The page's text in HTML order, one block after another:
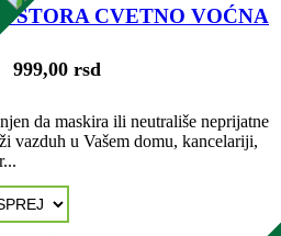
CVETNO VOĆNA
999,00 rsd
da maskira ili neutrališe neprijatne
vazduh u Vašem domu, kancelariji,